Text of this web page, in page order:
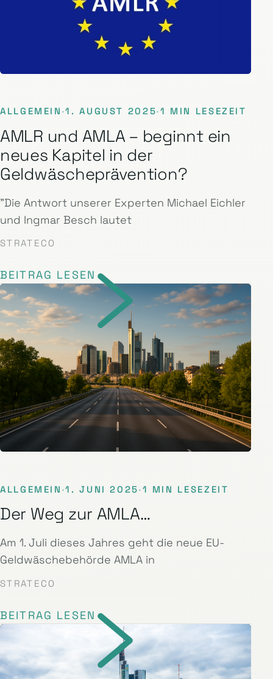
ALLGEMEIN ·1. AUGUST 2025·1 MIN LESEZEIT
AMLR und AMLA – beginnt ein
neues Kapitel in der
Geldwäscheprävention?
"Die Antwort unserer Experten Michael Eichler
und Ingmar Besch lautet
STRATECO
BEITRAG LESEN
ALLGEMEIN ·1. JUNI 2025·1 MIN LESEZEIT
Der Weg zur AMLA…
Am 1. Juli dieses Jahres geht die neue EU-
Geldwäschebehörde AMLA in
STRATECO
BEITRAG LESEN